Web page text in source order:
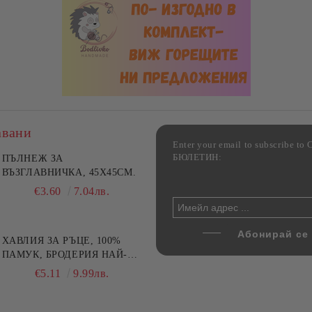
за възглавница ,
100% памук,
цветове по избор
€4.00 7.82лв.
Комплект за алкохолни
ПЪЛНЕЖ ЗА
ВЪЗГЛАВНИЧКА, 45X45СМ.
€3.60 7.04лв.
ХАВЛИЯ ЗА РЪЦЕ, 100%
ПАМУК, БРОДЕРИЯ НАЙ-
ДОБАРАТА МАЙКА/БАБА ,
€5.11 9.99лв.
Enter your email to subscribe
БЮЛЕТИН: